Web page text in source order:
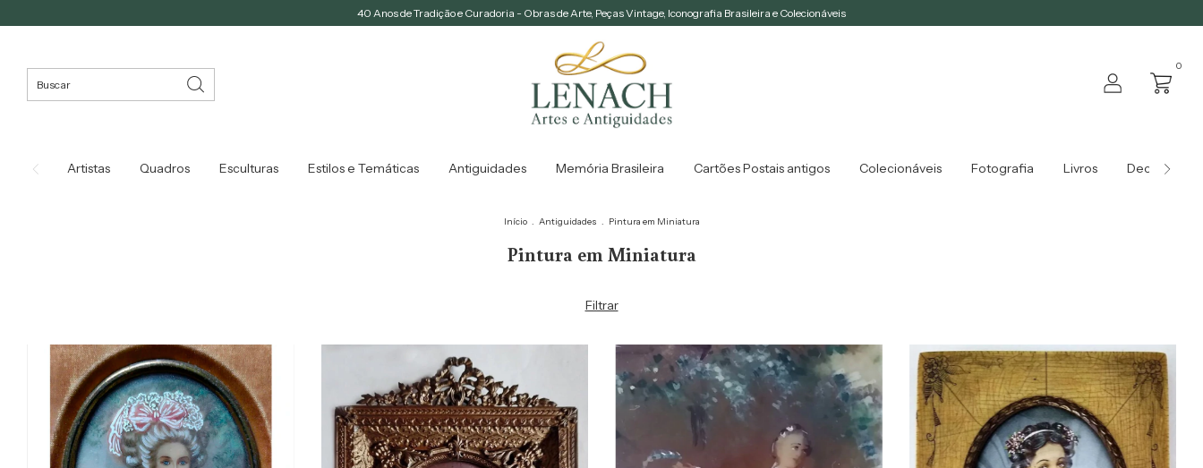
40 Anos de Tradição e Curadoria - Obras de Arte, Peças Vintage, Iconografia Brasileira e Colecionáveis
0
Artistas Quadros Esculturas Estilos e Temáticas Antiguidades Memória Brasileira Cartões Postais antigos Colecionáveis Fotografia Livros Decoração
Início . Antiguidades . Pintura em Miniatura
Pintura em Miniatura
Filtrar